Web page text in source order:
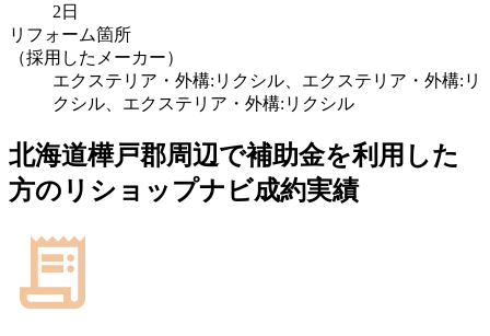
2日
リフォーム箇所
（採用したメーカー）
エクステリア・外構:リクシル、エクステリア・外構:リ
クシル、エクステリア・外構:リクシル
北海道樺戸郡周辺で補助金を利用した
方のリショップナビ成約実績